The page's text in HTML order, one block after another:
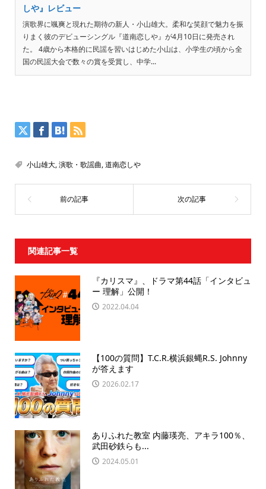
しや』レビュー
演歌界に颯爽と現れた期待の新人・小山雄大。柔和な笑顔で魅力を振
りまく彼のデビューシングル『道南恋しや』が4月10日に発売され
た。 4歳から本格的に民謡を習いはじめた小山は、小学生の頃から全
国の民謡大会で数々の賞を受賞し、中学...
小山雄大,演歌・歌謡曲,道南恋しや
関連記事一覧
『カリスマ』、ドラマ第44話「インタビュ
ー 理解」公開！
2022.04.04
【100の質問】T.C.R.横浜銀蝿R.S. Johnny
が答えます
2026.02.17
ありふれた教室 内藤瑛亮、アキラ100％、
武田砂鉄らも...
2024.05.01